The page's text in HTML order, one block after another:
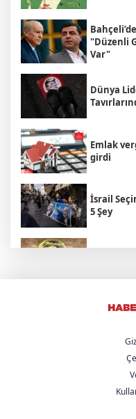
"Düzenli
Var"
Dünya
Emlak
girdi
İsrail
5 Şey
Bir
'Çerçeve